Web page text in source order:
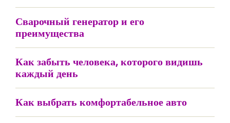
Сварочный генератор и его
преимущества
Как забыть человека, которого видишь
каждый день
Как выбрать комфортабельное авто